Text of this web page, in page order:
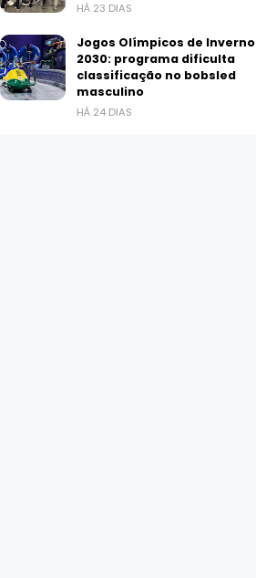
HÁ 23 DIAS
Jogos Olímpicos de Inverno
2030: programa dificulta
classificação no bobsled
masculino
HÁ 24 DIAS